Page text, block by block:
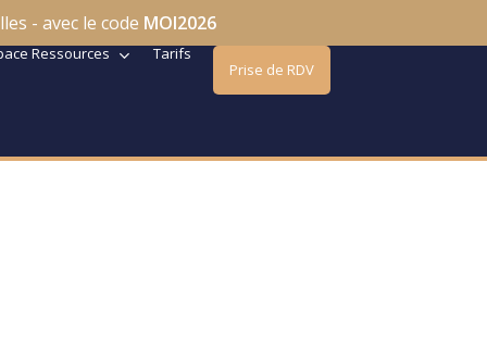
- avec le code MOI2026
Ressources
Tarifs
Prise de RDV